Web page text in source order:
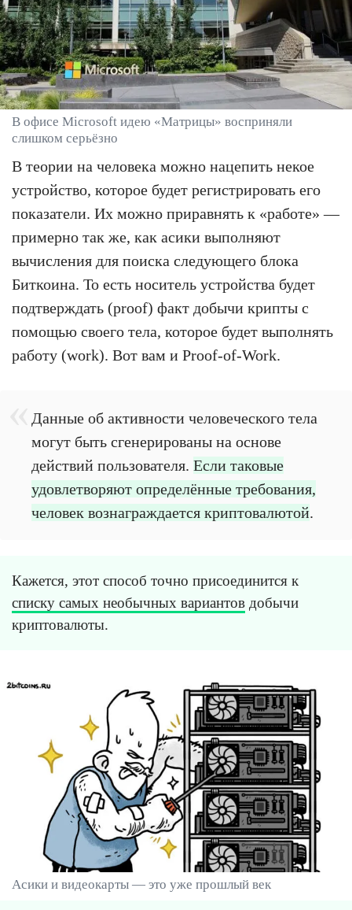
В офисе Microsoft идею «Матрицы» восприняли
слишком серьёзно
В теории на человека можно нацепить некое
устройство, которое будет регистрировать его
показатели. Их можно приравнять к «работе» —
примерно так же, как асики выполняют
вычисления для поиска следующего блока
Биткоина. То есть носитель устройства будет
подтверждать (proof) факт добычи крипты с
помощью своего тела, которое будет выполнять
работу (work). Вот вам и Proof-of-Work.
Данные об активности человеческого тела
могут быть сгенерированы на основе
действий пользователя. Если таковые
удовлетворяют определённые требования,
человек вознаграждается криптовалютой.
Кажется, этот способ точно присоединится к
списку самых необычных вариантов добычи
криптовалюты.
Асики и видеокарты — это уже прошлый век